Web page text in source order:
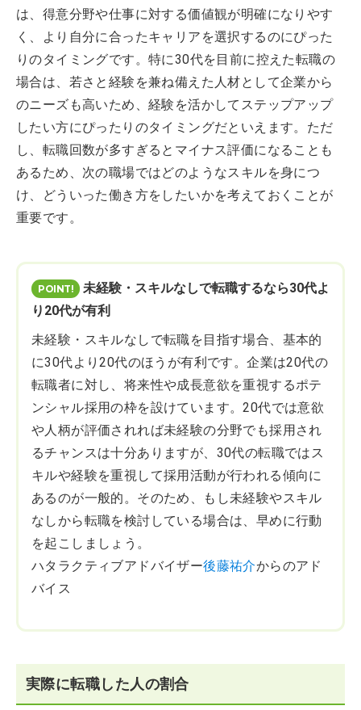
は、得意分野や仕事に対する価値観が明確になりやす
く、より自分に合ったキャリアを選択するのにぴった
りのタイミングです。特に30代を目前に控えた転職の
場合は、若さと経験を兼ね備えた人材として企業から
のニーズも高いため、経験を活かしてステップアップ
したい方にぴったりのタイミングだといえます。ただ
し、転職回数が多すぎるとマイナス評価になることも
あるため、次の職場ではどのようなスキルを身につ
け、どういった働き方をしたいかを考えておくことが
重要です。
未経験・スキルなしで転職するなら30代よ
り20代が有利
未経験・スキルなしで転職を目指す場合、基本的
に30代より20代のほうが有利です。企業は20代の
転職者に対し、将来性や成長意欲を重視するポテ
ンシャル採用の枠を設けています。20代では意欲
や人柄が評価されれば未経験の分野でも採用され
るチャンスは十分ありますが、30代の転職ではス
キルや経験を重視して採用活動が行われる傾向に
あるのが一般的。そのため、もし未経験やスキル
なしから転職を検討している場合は、早めに行動
を起こしましょう。
ハタラクティブアドバイザー後藤祐介からのアド
バイス
実際に転職した人の割合